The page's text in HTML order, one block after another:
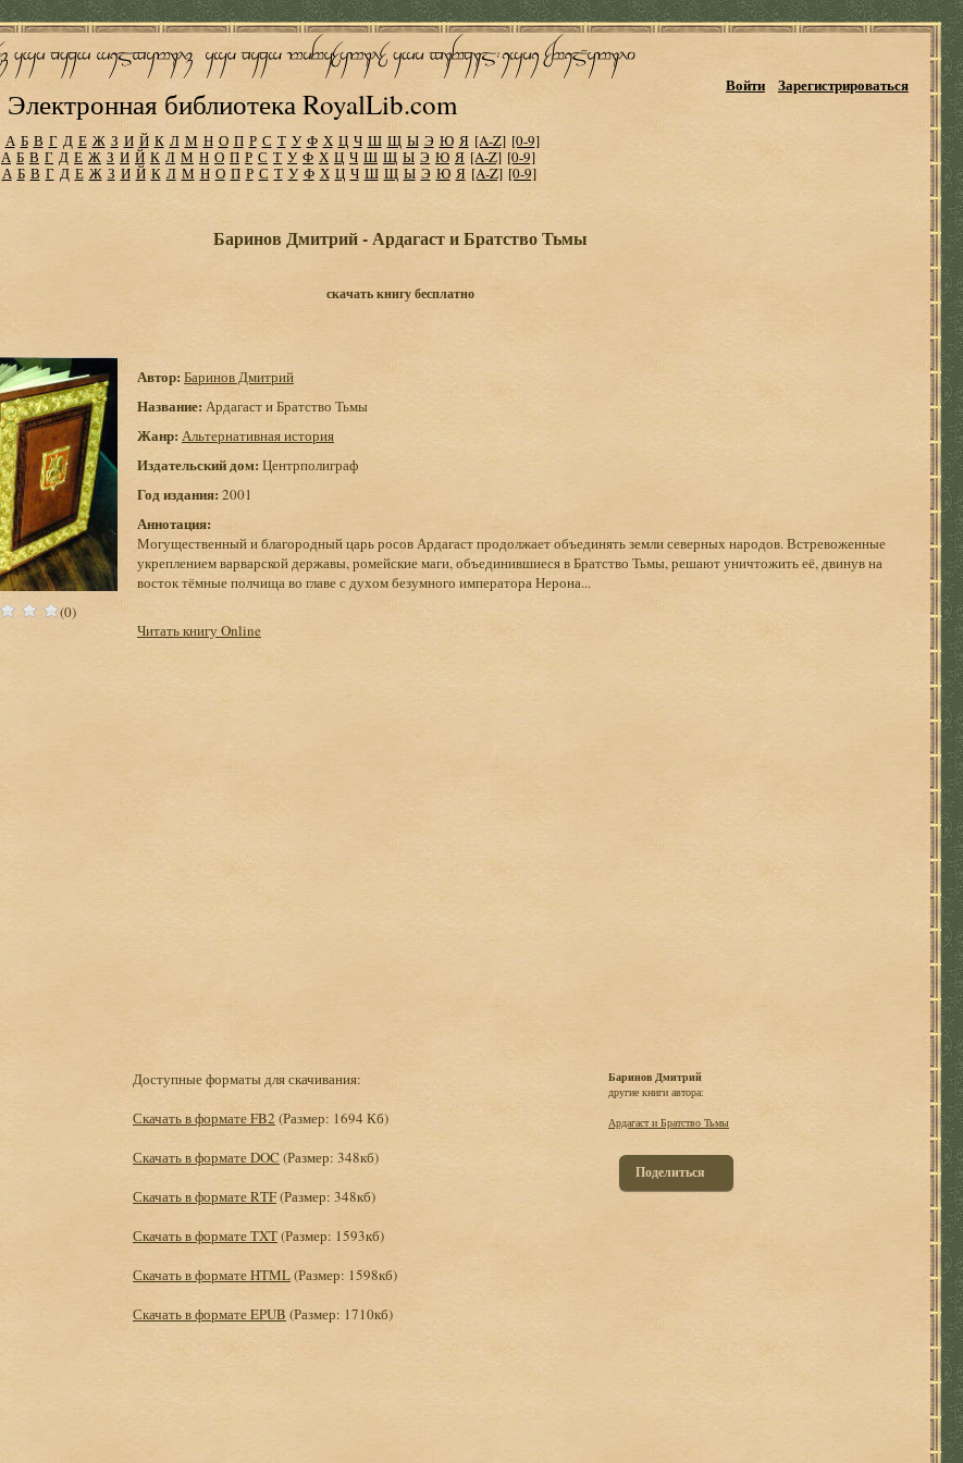
Электронная библиотека RoyalLib.com
Войти Зарегистрироваться
А Б В Г Д Е Ж З И Й К Л М Н О П Р С Т У Ф Х Ц Ч Ш Щ Ы Э Ю Я [A-Z] [0-9]
А Б В Г Д Е Ж З И Й К Л М Н О П Р С Т У Ф Х Ц Ч Ш Щ Ы Э Ю Я [A-Z] [0-9]
А Б В Г Д Е Ж З И Й К Л М Н О П Р С Т У Ф Х Ц Ч Ш Щ Ы Э Ю Я [A-Z] [0-9]
Баринов Дмитрий - Ардагаст и Братство Тьмы
скачать книгу бесплатно
(0)
Автор: Баринов Дмитрий
Название: Ардагаст и Братство Тьмы
Жанр: Альтернативная история
Издательский дом: Центрполиграф
Год издания: 2001
Аннотация:
Могущественный и благородный царь росов Ардагаст продолжает объединять земли северных народов. Встревоженные
укреплением варварской державы, ромейские маги, объединившиеся в Братство Тьмы, решают уничтожить её, двинув на
восток тёмные полчища во главе с духом безумного императора Нерона...
Читать книгу Online
Доступные форматы для скачивания:
Скачать в формате FB2 (Размер: 1694 Кб)
Скачать в формате DOC (Размер: 348кб)
Скачать в формате RTF(Размер: 348кб)
Скачать в формате TXT(Размер: 1593кб)
Скачать в формате HTML(Размер: 1598кб)
Скачать в формате EPUB (Размер: 1710кб)
Баринов Дмитрий
другие книги автора:
Ардагаст и Братство Тьмы
Поделиться